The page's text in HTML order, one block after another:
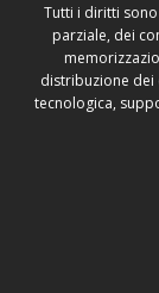
Tutti i diritti
parziale, dei
distribuzione dei
tecnologica,